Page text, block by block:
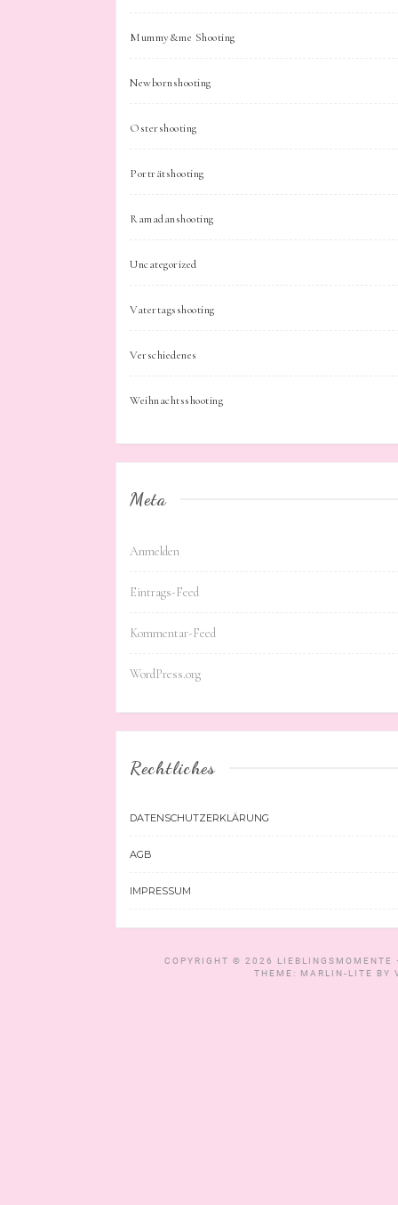
Mummy&me Shooting
Newbornshooting
Ostershooting
Porträtshooting
Ramadanshooting
Uncategorized
Vatertagsshooting
Verschiedenes
Weihnachtsshooting
Meta
Anmelden
Eintrags-Feed
Kommentar-Feed
WordPress.org
Rechtliches
DATENSCHUTZERKLÄRUNG
AGB
IMPRESSUM
COPYRIGHT © 2026
THEME: MARLIN-LITE BY